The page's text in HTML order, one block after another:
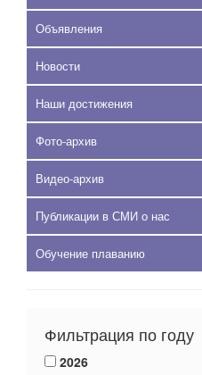
Объявления
Новости
Наши достижения
Фото-архив
Видео-архив
Публикации в СМИ о нас
Обучение плаванию
Фильтрация по году
2026